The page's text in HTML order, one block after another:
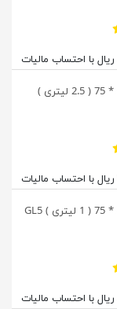
روغن گیربکس دستی 80 * 75 ( 2.5 لیتری )
روغن گیربکس دستی 90 * 75 ( 1 لیتری ) GL5